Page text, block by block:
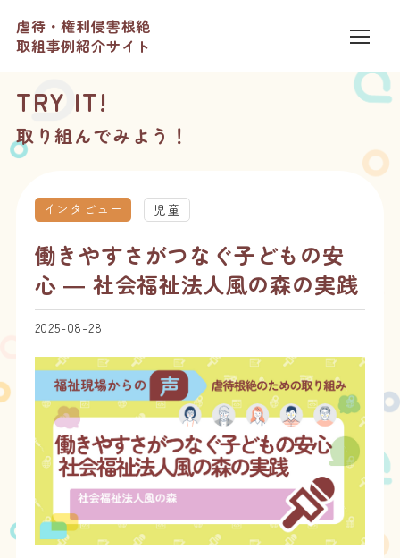
虐待・権利侵害根絶
取組事例紹介サイト
TRY IT!
取り組んでみよう！
インタビュー 児童
働きやすさがつなぐ子どもの安
心 ― 社会福祉法人風の森の実践
2025-08-28